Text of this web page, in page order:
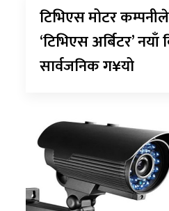
टिभिएस मोटर
‘टिभिएस अर्बिटर’
सार्वजनिक ग¥यो